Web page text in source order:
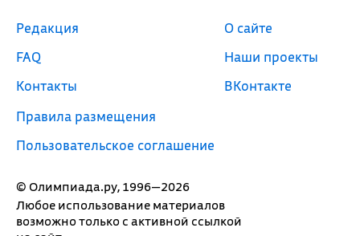
© Олимпиада.ру, 1996—2026
Любое использование материалов
возможно только с активной ссылкой
Редакция
FAQ
Контакты
Правила размещения
Пользовательское соглашение
О сайте
Наши проекты
ВКонтакте